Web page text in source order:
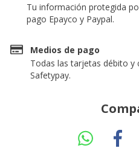
Tu información protegida
pago Epayco y Paypal.
Medios de pago
Todas las tarjetas débito y
Safetypay.